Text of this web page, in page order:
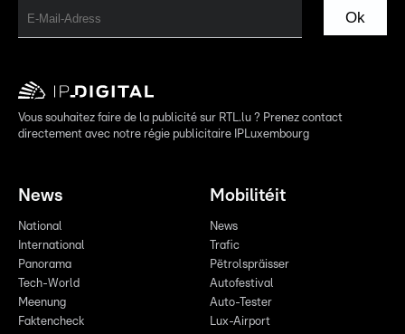
Ok
Vous souhaitez faire de la publicité sur RTL.lu ? Prenez contact
directement avec notre régie publicitaire IPLuxembourg
News
National
International
Panorama
Tech-World
Meenung
Faktencheck
Mobilitéit
News
Trafic
Pëtrolspräisser
Autofestival
Auto-Tester
Lux-Airport